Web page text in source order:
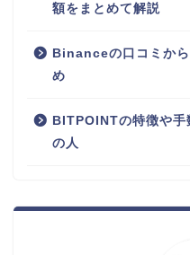
額をまとめて解説
Binanceの口コミか
め
BITPOINTの特徴や
の人